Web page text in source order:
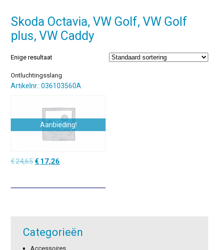
Skoda Octavia, VW Golf, VW Golf
plus, VW Caddy
Enige resultaat
Ontluchtingsslang
Artikelnr.: 036103560A
Aanbieding!
€24,65Oorspronkelijke
€24,65.
€ 17,26
€17,26.
Categorieën
Accessoires